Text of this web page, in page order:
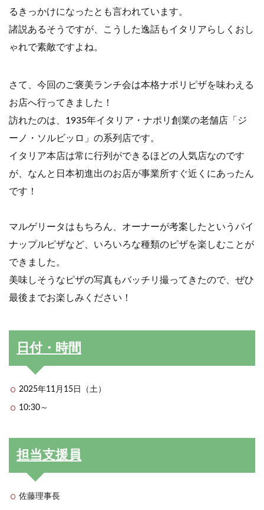
るきっかけになったとも言われています。
諸説あるそうですが、こうした逸話もイタリアらしくおし
ゃれで素敵ですよね。
さて、今回のご褒美ランチ会は本格ナポリピザを味わえる
お店へ行ってきました！
訪れたのは、1935年イタリア・ナポリ創業の老舗店「ジ
ーノ・ソルビッロ」の系列店です。
イタリア本店は常に行列ができるほどの人気店なのです
が、なんと日本初進出のお店が事業所すぐ近くにあったん
です！
マルゲリータはもちろん、オーナーが考案したというパイ
ナップルピザなど、いろいろな種類のピザを楽しむことが
できました。
美味しそうなピザの写真もバッチリ撮ってきたので、ぜひ
最後までお楽しみください！
日付・時間
2025年11月15日（土）
10:30～
担当支援員
佐藤理事長